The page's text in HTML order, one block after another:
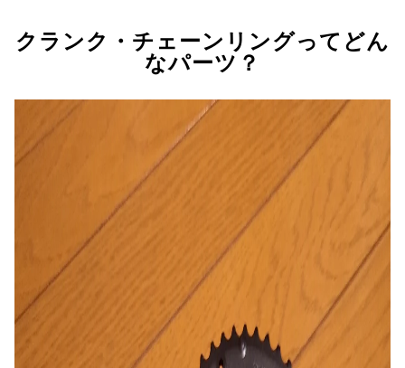
クランク・チェーンリングってどん
なパーツ？